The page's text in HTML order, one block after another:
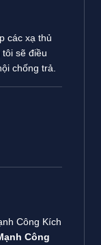
các xạ thủ
sẽ điều
chống trả.
Công Kích
Công